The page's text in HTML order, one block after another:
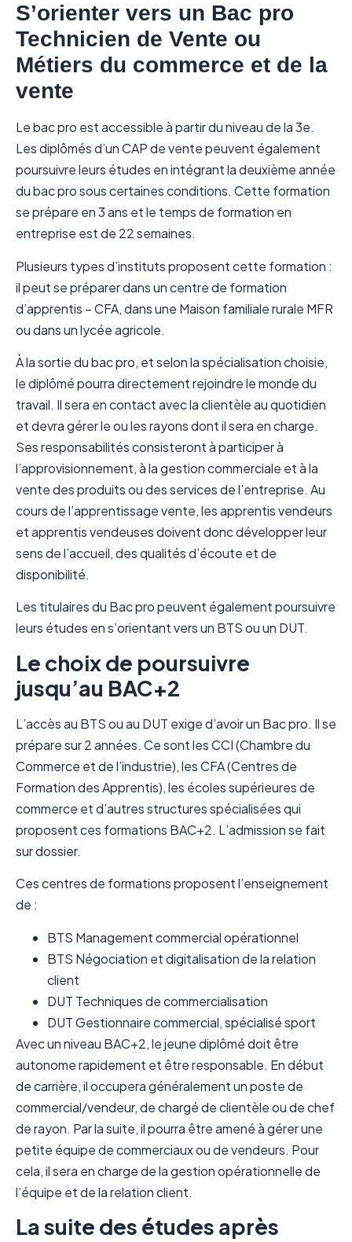
S’orienter vers un Bac pro
Technicien de Vente ou
Métiers du commerce et de la
vente
Le bac pro est accessible à partir du niveau de la 3e.
Les diplômés d’un CAP de vente peuvent également
poursuivre leurs études en intégrant la deuxième année
du bac pro sous certaines conditions. Cette formation
se prépare en 3 ans et le temps de formation en
entreprise est de 22 semaines.
Plusieurs types d’instituts proposent cette formation :
il peut se préparer dans un centre de formation
d’apprentis – CFA, dans une Maison familiale rurale MFR
ou dans un lycée agricole.
À la sortie du bac pro, et selon la spécialisation choisie,
le diplômé pourra directement rejoindre le monde du
travail. Il sera en contact avec la clientèle au quotidien
et devra gérer le ou les rayons dont il sera en charge.
Ses responsabilités consisteront à participer à
l’approvisionnement, à la gestion commerciale et à la
vente des produits ou des services de l’entreprise. Au
cours de l’apprentissage vente, les apprentis vendeurs
et apprentis vendeuses doivent donc développer leur
sens de l’accueil, des qualités d’écoute et de
disponibilité.
Les titulaires du Bac pro peuvent également poursuivre
leurs études en s’orientant vers un BTS ou un DUT.
Le choix de poursuivre
jusqu’au BAC+2
L’accès au BTS ou au DUT exige d’avoir un Bac pro. Il se
prépare sur 2 années. Ce sont les CCI (Chambre du
Commerce et de l’industrie), les CFA (Centres de
Formation des Apprentis), les écoles supérieures de
commerce et d’autres structures spécialisées qui
proposent ces formations BAC+2. L’admission se fait
sur dossier.
Ces centres de formations proposent l’enseignement
de :
BTS Management commercial opérationnel
BTS Négociation et digitalisation de la relation
client
DUT Techniques de commercialisation
DUT Gestionnaire commercial, spécialisé sport
Avec un niveau BAC+2, le jeune diplômé doit être
autonome rapidement et être responsable. En début
de carrière, il occupera généralement un poste de
commercial/vendeur, de chargé de clientèle ou de chef
de rayon. Par la suite, il pourra être amené à gérer une
petite équipe de commerciaux ou de vendeurs. Pour
cela, il sera en charge de la gestion opérationnelle de
l’équipe et de la relation client.
La suite des études après